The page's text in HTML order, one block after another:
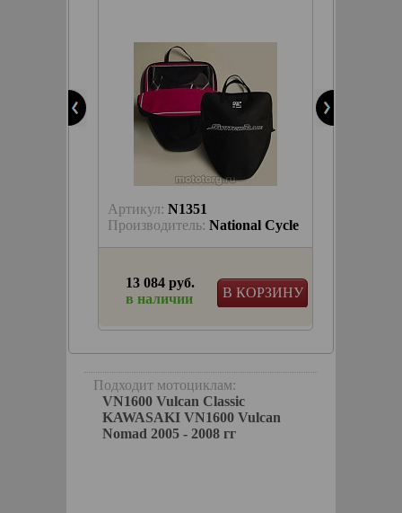
Артикул: N1351
Производитель: National Cycle
В КОРЗИНУ
13 084 руб.
в наличии
Подходит мотоциклам:
VN1600 Vulcan Classic
KAWASAKI VN1600 Vulcan
Nomad 2005 - 2008 гг